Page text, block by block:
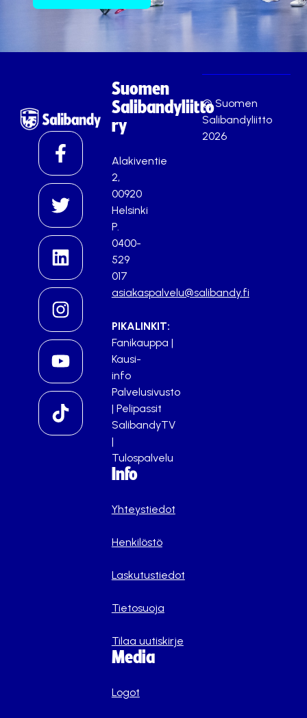
Suomen
Salibandyliitto
ry
Alakiventie
2,
00920
Helsinki
P.
0400-
529
017
asiakaspalvelu@salibandy.fi
PIKALINKIT:
Fanikauppa |
Kausi-
info
Palvelusivusto
| Pelipassit
SalibandyTV
|
Tulospalvelu
Info
Yhteystiedot
Henkilöstö
Laskutustiedot
Tietosuoja
Tilaa uutiskirje
Media
Logot
© Suomen
Salibandyliitto
2026